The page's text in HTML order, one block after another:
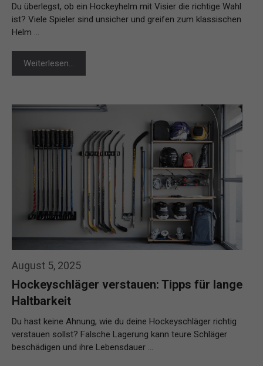
Du überlegst, ob ein Hockeyhelm mit Visier die richtige Wahl
ist? Viele Spieler sind unsicher und greifen zum klassischen
Helm …
Weiterlesen…
August 5, 2025
Hockeyschläger verstauen: Tipps für lange
Haltbarkeit
Du hast keine Ahnung, wie du deine Hockeyschläger richtig
verstauen sollst? Falsche Lagerung kann teure Schläger
beschädigen und ihre Lebensdauer …